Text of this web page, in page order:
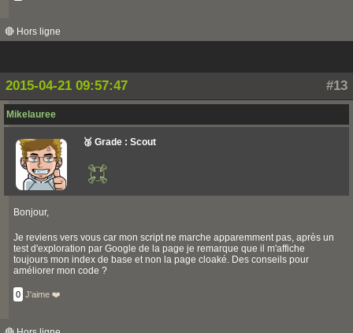
🔴 Hors ligne
#13
2015-04-21 09:57:47
Mikelauree
🥉 Grade : Scout
Bonjour,
Je reviens vers vous car mon script ne marche apparemment pas, après un
test d'exploration par Google de la page je remarque que il m'affiche
toujours mon index de base et non la page cloaké. Des conseils pour
améliorer mon code ?
0 J'aime ❤️